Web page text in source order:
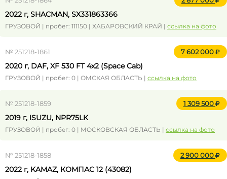
2022 г, SHACMAN, SX331863366
ГРУЗОВОЙ | пробег: 111150 | ХАБАРОВСКИЙ КРАЙ | ссылка на фото
№ 251218-1861 7 602 000
2020 г, DAF, XF 530 FT 4x2 (Space Cab)
ГРУЗОВОЙ | пробег: 0 | ОМСКАЯ ОБЛАСТЬ | ссылка на фото
№ 251218-1859 1 309 500
2019 г, ISUZU, NPR75LK
ГРУЗОВОЙ | пробег: 0 | МОСКОВСКАЯ ОБЛАСТЬ | ссылка на фото
№ 251218-1858 2 900 000
2022 г, KAMAZ, КОМПАС 12 (43082)